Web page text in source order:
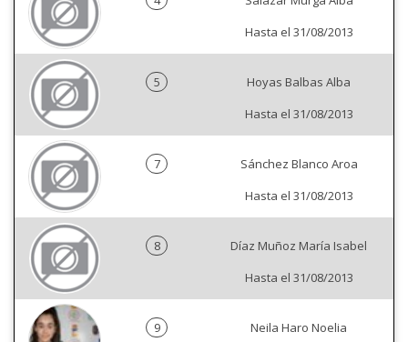
Hasta el 31/08/2013
5
Hoyas Balbas Alba
Hasta el 31/08/2013
7
Sánchez Blanco Aroa
Hasta el 31/08/2013
8
Díaz Muñoz María Isabel
Hasta el 31/08/2013
9
Neila Haro Noelia